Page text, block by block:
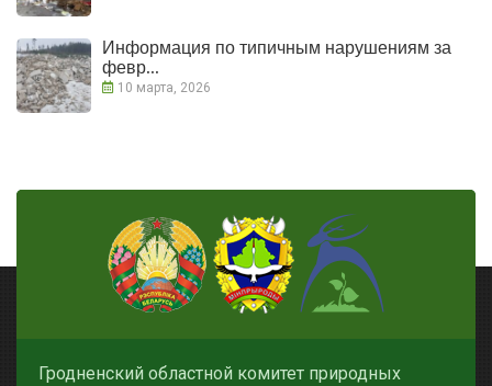
Информация по типичным нарушениям за
февр...
10 марта, 2026
Гродненский областной комитет природных